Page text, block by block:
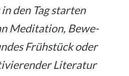
den Tag star­ten
Medi­ta­ti­on, Bewe­
Früh­stück oder
Lite­ra­tur